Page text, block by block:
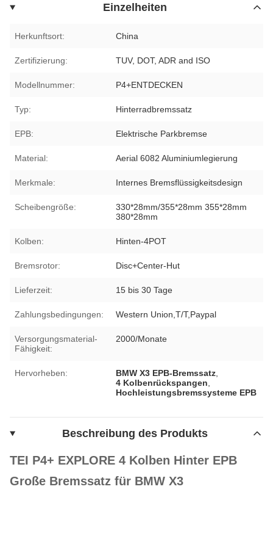
Einzelheiten
Herkunftsort: China
Zertifizierung: TUV, DOT, ADR and ISO
Modellnummer: P4+ENTDECKEN
Typ: Hinterradbremssatz
EPB: Elektrische Parkbremse
Material: Aerial 6082 Aluminiumlegierung
Merkmale: Internes Bremsflüssigkeitsdesign
Scheibengröße:
330*28mm/355*28mm 355*28mm
380*28mm
Kolben: Hinten-4POT
Bremsrotor: Disc+Center-Hut
Lieferzeit: 15 bis 30 Tage
Zahlungsbedingungen: Western Union,T/T,Paypal
Versorgungsmaterial-
Fähigkeit:
2000/Monate
Hervorheben: BMW X3 EPB-Bremssatz
4 Kolbenrückspangen
Hochleistungsbremssysteme EPB
Beschreibung des Produkts
TEI P4+ EXPLORE 4 Kolben Hinter EPB
Große Bremssatz für BMW X3